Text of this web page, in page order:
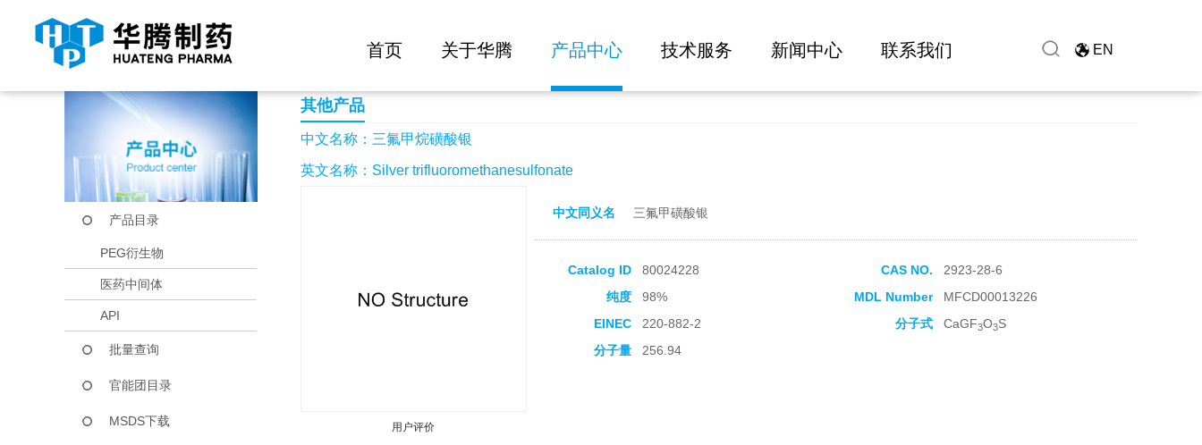
首页 关于华腾 产品中心 技术服务 新闻中心 联系我们 EN
当前位置： 首页 产品中心 三氟甲烷磺酸银
产品目录
PEG衍生物
医药中间体
API
批量查询
官能团目录
MSDS下载
其他产品
中文名称：三氟甲烷磺酸银
英文名称：Silver trifluoromethanesulfonate
用户评价
中文同义名 三氟甲磺酸银
Catalog ID 80024228 CAS NO.
2923-28-6
纯度
98% MDL Number
MFCD00013226
EINEC
220-882-2 分子式 CaGF3O3S
分子量
256.94